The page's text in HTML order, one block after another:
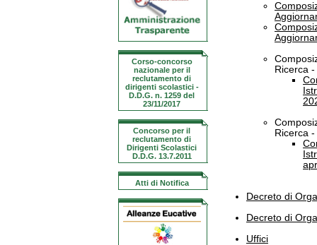
Corso-concorso
nazionale per il
reclutamento di
dirigenti scolastici -
D.D.G. n. 1259 del
23/11/2017
Concorso per il
reclutamento di
Dirigenti Scolastici
D.D.G. 13.7.2011
Atti di Notifica
Ricerca
Ricerca
Decreto di
Decreto di
Uffici